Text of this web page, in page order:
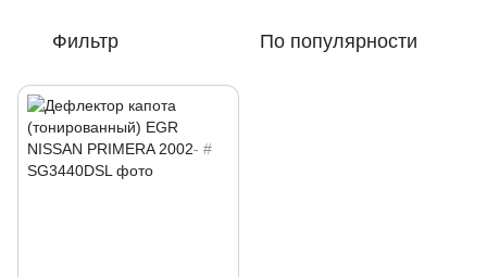
Фильтр По популярности